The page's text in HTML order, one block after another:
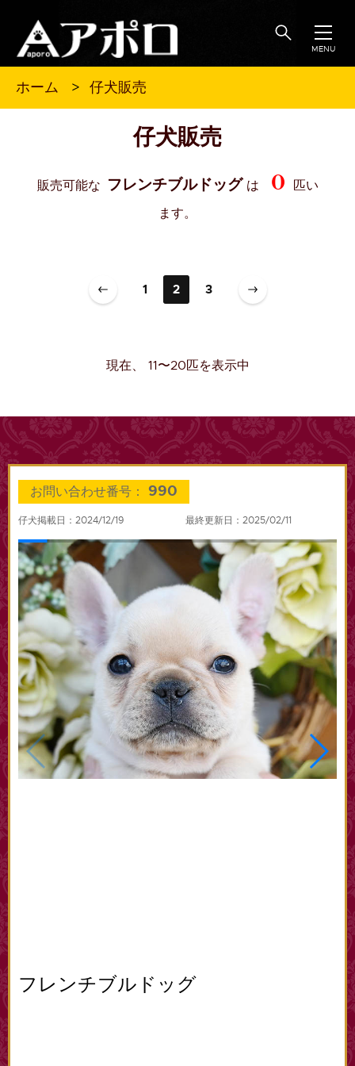
MENU
ホーム 仔犬販売
仔犬販売
販売可能な フレンチブルドッグは 0 匹い
ます。
1 2 3
現在、 11〜20匹を表示中
お問い合わせ番号： 990
仔犬掲載日：2024/12/19 最終更新日：2025/02/11
フレンチブルドッグ